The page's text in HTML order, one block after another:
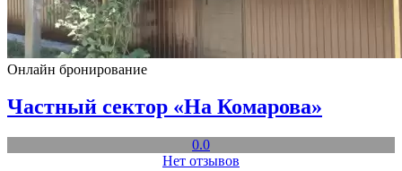
Онлайн бронирование
Частный сектор «На Комарова»
0.0
Нет отзывов